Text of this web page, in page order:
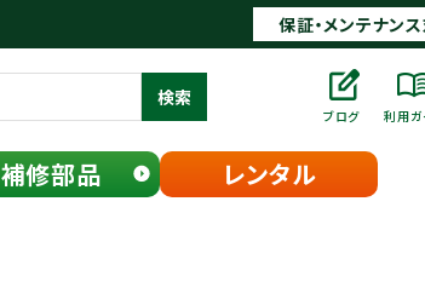
保証・メンテナン
検索
ブログ 利用ガ
補修部品 レンタル